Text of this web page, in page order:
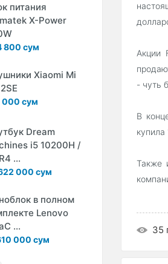
Акции
- чуть
В
Также
35
питания
X-Power
800 сум
Xiaomi Mi
000 сум
Dream
i5 10200H /
...
000 сум
в полном
Lenovo
...
000 сум